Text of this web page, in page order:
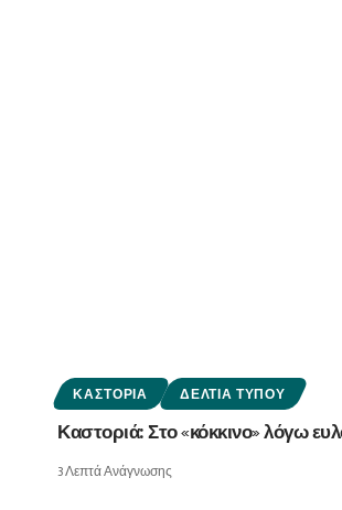
ΚΑΣΤΟΡΙΆ ΔΕΛΤΊΑ ΤΎΠΟΥ
Καστοριά: Στο «κόκκινο» λόγω
3 Λεπτά Ανάγνωσης